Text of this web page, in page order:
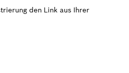
den Link aus Ihrer